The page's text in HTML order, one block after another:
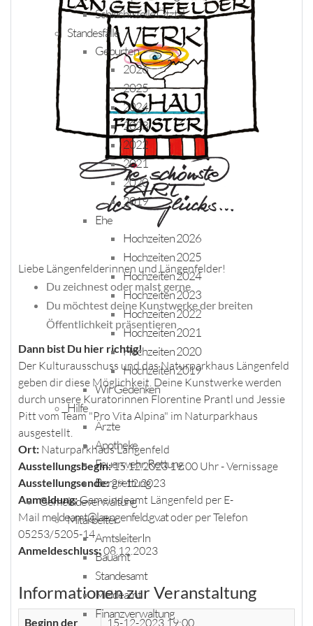
Schlachtstelle Ötztal
Standesfälle
Geburten
2026
2025
2024
2023
2022
2021
2020
2019
Ehe
Hochzeiten 2026
Hochzeiten 2025
Hochzeiten 2024
Hochzeiten 2023
Hochzeiten 2022
Hochzeiten 2021
Hochzeiten 2020
Hochzeiten 2019
Wir Gedenken
Hilfe
Ärzte
Apotheke
Feuerwehr, Rettung
Bergrettung
Gemeindeverwaltung
Mitarbeiter
AmtsleiterIn
Bauamt
Standesamt
Meldeamt
Finanzverwaltung
Liebe Längenfelderinnen und Längenfelder!
Du zeichnest oder malst gerne
Du möchtest deine Kunstwerke der breiten
Öffentlichkeit präsentieren
Dann bist Du hier richtig!
Der Kulturausschuss und das Naturparkhaus Längenfeld
geben dir diese Möglichkeit. Deine Kunstwerke werden
durch unsere Kuratorinnen Florentine Prantl und Jessie
Pitt vom Team "Pro Vita Alpina" im Naturparkhaus
ausgestellt.
Ort: Naturparkhaus Längenfeld
Ausstellungsbegin:15.12.2023 19:00 Uhr - Vernissage
Ausstellungsende:29.12.2023
Anmeldung:Gemeindeamt Längenfeld per E-
Mail meldeamt@laengenfeld.gv.atoder per Telefon
05253/5205-14
Anmeldeschluss:08.12.2023
Informationen zur Veranstaltung
Beginn der 15-12-2023 19:00